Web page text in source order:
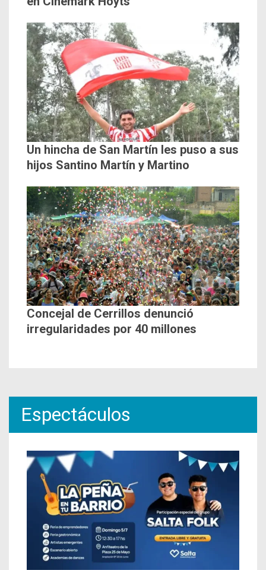
Un hincha de San Martín les puso a sus
hijos Santino Martín y Martino
Concejal de Cerrillos denunció
irregularidades por 40 millones
Espectáculos